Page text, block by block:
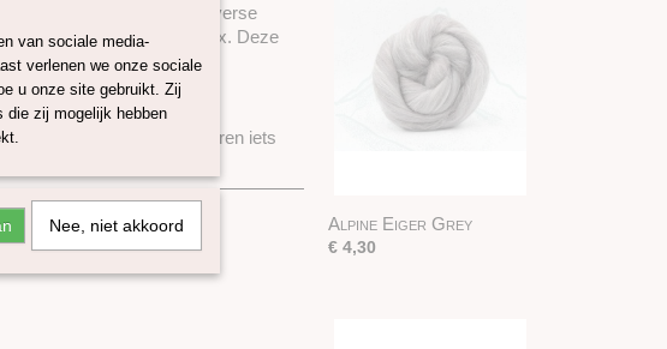
te spinnen, vilten en diverse
andere kleuren in deze mix. Deze
kunnen de kleuren iets
Alpine Eiger Grey
€ 4,30
van sociale media-
verlenen we onze sociale
u onze site gebruikt. Zij
die zij mogelijk hebben
Nee, niet akkoord